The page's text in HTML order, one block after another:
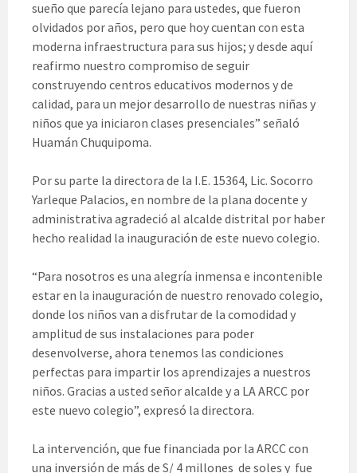
sueño que parecía lejano para ustedes, que fueron
olvidados por años, pero que hoy cuentan con esta
moderna infraestructura para sus hijos; y desde aquí
reafirmo nuestro compromiso de seguir
construyendo centros educativos modernos y de
calidad, para un mejor desarrollo de nuestras niñas y
niños que ya iniciaron clases presenciales” señaló
Huamán Chuquipoma.
Por su parte la directora de la I.E. 15364, Lic. Socorro
Yarleque Palacios, en nombre de la plana docente y
administrativa agradeció al alcalde distrital por haber
hecho realidad la inauguración de este nuevo colegio.
“Para nosotros es una alegría inmensa e incontenible
estar en la inauguración de nuestro renovado colegio,
donde los niños van a disfrutar de la comodidad y
amplitud de sus instalaciones para poder
desenvolverse, ahora tenemos las condiciones
perfectas para impartir los aprendizajes a nuestros
niños. Gracias a usted señor alcalde y a LA ARCC por
este nuevo colegio”, expresó la directora.
La intervención, que fue financiada por la ARCC con
una inversión de más de S/ 4 millones de soles y fue